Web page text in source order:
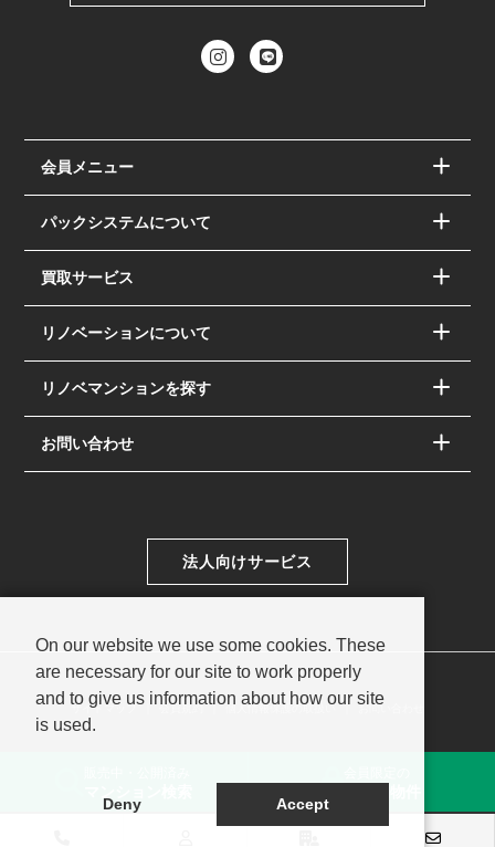
会員メニュー
パックシステムについて
買取サービス
リノベーションについて
リノベマンションを探す
お問い合わせ
法人向けサービス
サイトマップ 会員規約 個人情報保護の取扱い お問い合わせ
On our website we use some cookies. These
are necessary for our site to work properly
and to give us information about how our site
is used.
Deny Accept